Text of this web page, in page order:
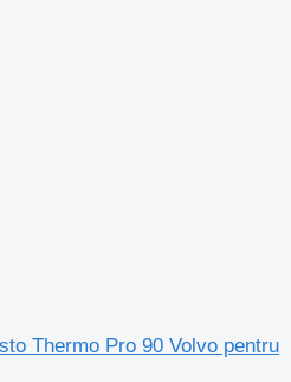
Thermo Pro 90 Volvo pentru